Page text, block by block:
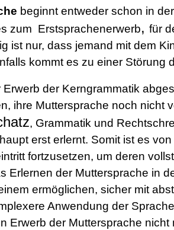
beginnt entweder schon in
zum Erstsprachenerwerb, für
ist nur, dass jemand mit dem
kommt es zu einer Störung
der Kerngrammatik
ihre Muttersprache noch nicht
, Grammatik und
erst erlernt. Somit ist es
fortzusetzen, um deren
Erlernen der Muttersprache in
ermöglichen, sicher mit
Anwendung der
Erwerb der Muttersprache